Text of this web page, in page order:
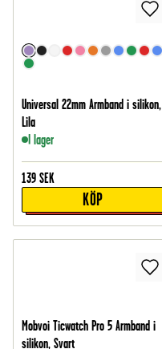
Universal 22mm Armband i silikon,
Lila
I lager
139 SEK
KÖP
Mobvoi Ticwatch Pro 5 Armband i
silikon, Svart